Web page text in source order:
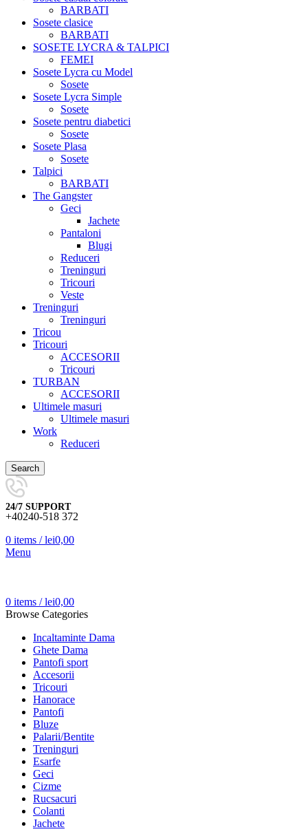
BARBATI
Sosete clasice
BARBATI
SOSETE LYCRA & TALPICI
FEMEI
Sosete Lycra cu Model
Sosete
Sosete Lycra Simple
Sosete
Sosete pentru diabetici
Sosete
Sosete Plasa
Sosete
Talpici
BARBATI
The Gangster
Geci
Jachete
Pantaloni
Blugi
Reduceri
Treninguri
Tricouri
Veste
Treninguri
Treninguri
Tricou
Tricouri
ACCESORII
Tricouri
TURBAN
ACCESORII
Ultimele masuri
Ultimele masuri
Work
Reduceri
Search
24/7 SUPPORT
+40240-518 372
0 items / lei0,00
Menu
0 items / lei0,00
Browse Categories
Incaltaminte Dama
Ghete Dama
Pantofi sport
Accesorii
Tricouri
Hanorace
Pantofi
Bluze
Palarii/Bentite
Treninguri
Esarfe
Geci
Cizme
Rucsacuri
Colanti
Jachete